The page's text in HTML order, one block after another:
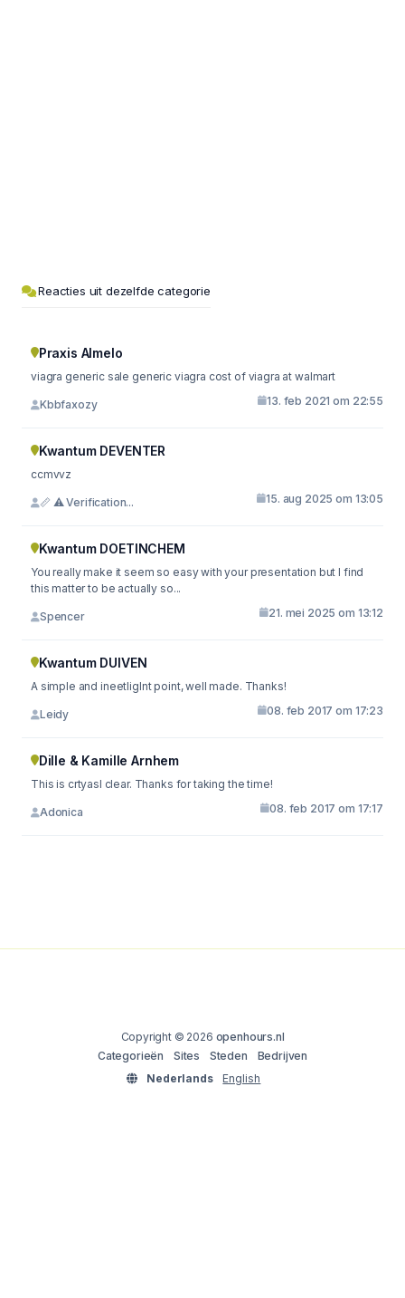
Reacties uit dezelfde categorie
Praxis Almelo
viagra generic sale generic viagra cost of viagra at walmart
Kbbfaxozy 13. feb 2021 om 22:55
Kwantum DEVENTER
ccmvvz
📏 ⚠️ Verification... 15. aug 2025 om 13:05
Kwantum DOETINCHEM
You really make it seem so easy with your presentation but I find
this matter to be actually so...
Spencer 21. mei 2025 om 13:12
Kwantum DUIVEN
A simple and ineetliglnt point, well made. Thanks!
Leidy 08. feb 2017 om 17:23
Dille & Kamille Arnhem
This is crtyasl clear. Thanks for taking the time!
Adonica 08. feb 2017 om 17:17
Copyright © 2026 openhours.nl
Categorieën
Sites Steden
Bedrijven
Nederlands
English